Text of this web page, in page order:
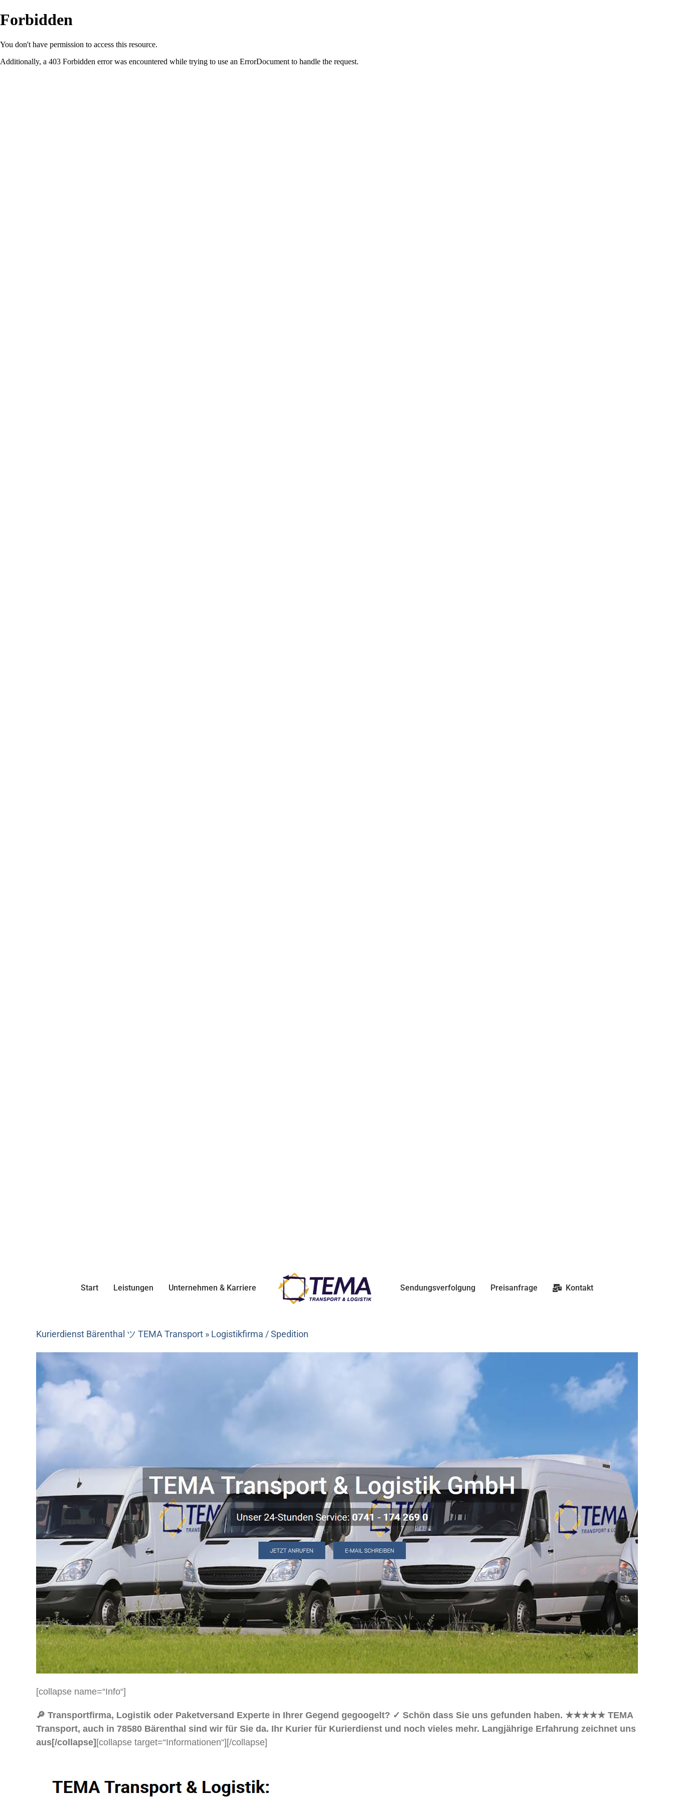
Start Leistungen Unternehmen & Karriere Sendungsverfolgung Preisanfrage Kontakt
Kurierdienst Bärenthal ツ TEMA Transport » Logistikfirma / Spedition
[collapse name=“Info“]
🔎 Transportfirma, Logistik oder Paketversand Experte in Ihrer Gegend gegoogelt? ✓ Schön dass Sie uns gefunden haben. ★★★★★ TEMA
Transport, auch in 78580 Bärenthal sind wir für Sie da. Ihr Kurier für Kurierdienst und noch vieles mehr. Langjährige Erfahrung zeichnet uns
aus[/collapse][collapse target=“Informationen“][/collapse]